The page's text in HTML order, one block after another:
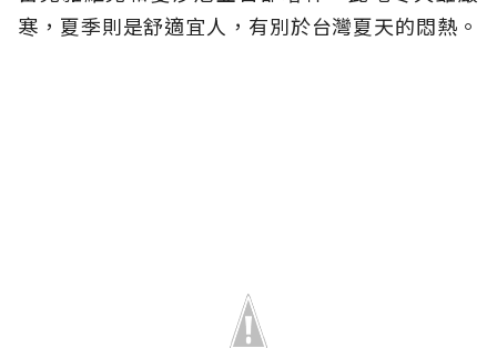
寒，夏季則是舒適宜人，有別於台灣夏天的悶熱。